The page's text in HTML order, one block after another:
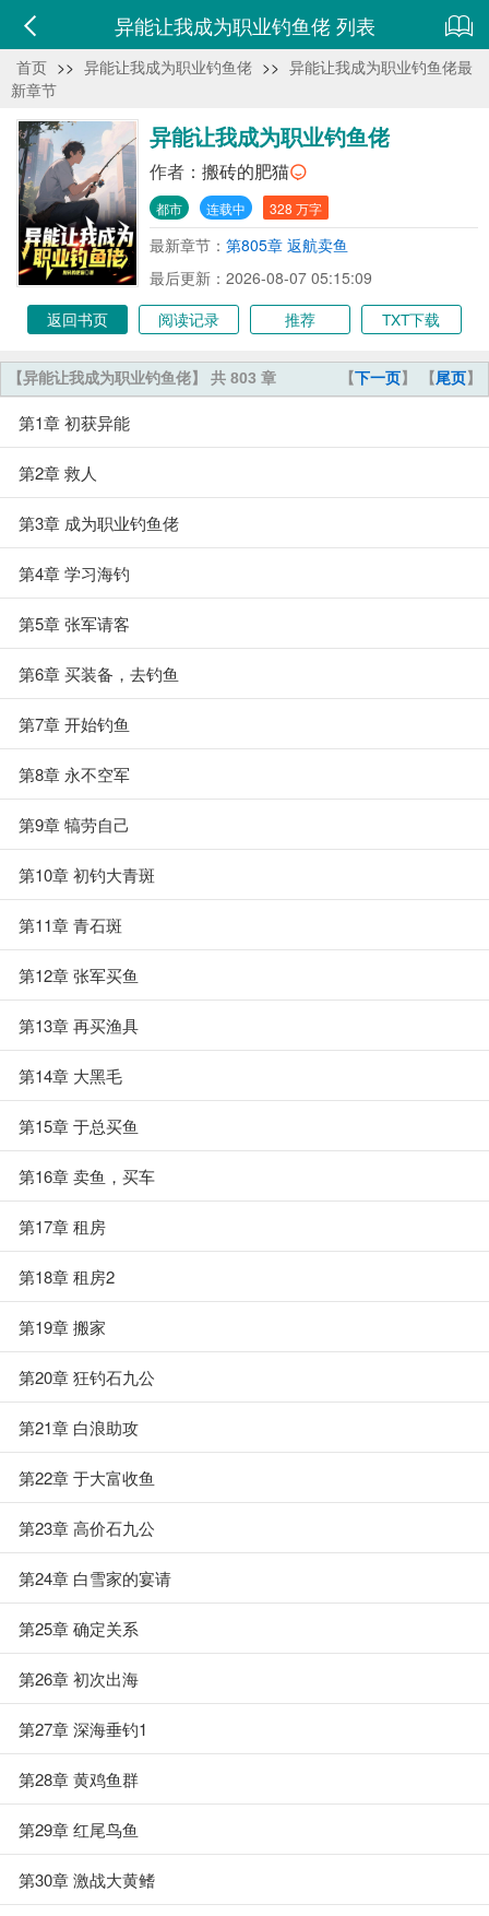
异能让我成为职业钓鱼佬 列表
首页 >> 异能让我成为职业钓鱼佬 >> 异能让我成为职业钓鱼佬最
新章节
异能让我成为职业钓鱼佬
作者： 搬砖的肥猫
都市 连载中 328 万字
最新章节： 第805章 返航卖鱼
最后更新：2026-08-07 05:15:09
返回书页
阅读记录 推荐 TXT下载
【下一页】 【尾页】
【异能让我成为职业钓鱼佬】 共 803 章
第1章 初获异能
第2章 救人
第3章 成为职业钓鱼佬
第4章 学习海钓
第5章 张军请客
第6章 买装备，去钓鱼
第7章 开始钓鱼
第8章 永不空军
第9章 犒劳自己
第10章 初钓大青斑
第11章 青石斑
第12章 张军买鱼
第13章 再买渔具
第14章 大黑毛
第15章 于总买鱼
第16章 卖鱼，买车
第17章 租房
第18章 租房2
第19章 搬家
第20章 狂钓石九公
第21章 白浪助攻
第22章 于大富收鱼
第23章 高价石九公
第24章 白雪家的宴请
第25章 确定关系
第26章 初次出海
第27章 深海垂钓1
第28章 黄鸡鱼群
第29章 红尾鸟鱼
第30章 激战大黄鳍